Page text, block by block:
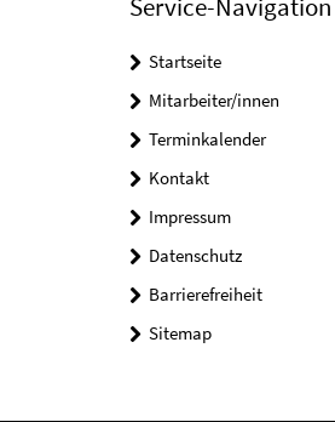
Startseite
Mitarbeiter/innen
Terminkalender
Kontakt
Impressum
Datenschutz
Barrierefreiheit
Sitemap